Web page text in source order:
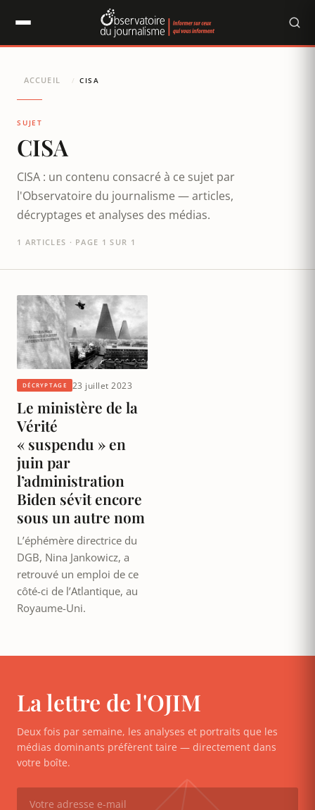
ACCUEIL / CISA
SUJET
CISA
CISA : un contenu consacré à ce sujet par
l'Observatoire du journalisme — articles,
décryptages et analyses des médias.
1 ARTICLES · PAGE 1 SUR 1
DÉCRYPTAGE 23 juillet 2023
Le ministère de la
Vérité
« suspendu » en
juin par
l’administration
Biden sévit encore
sous un autre nom
L’éphémère directrice du
DGB, Nina Jankowicz, a
retrouvé un emploi de ce
côté-ci de l’Atlantique, au
Royaume-Uni.
La lettre de l'OJIM
Deux fois par semaine, les analyses et portraits que les
médias dominants préfèrent taire — directement dans
votre boîte.
Panneau de gestion des cookies